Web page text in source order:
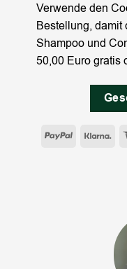
Verwende den
Bestellung, damit
Shampoo und
50,00 Euro gratis
PayPal